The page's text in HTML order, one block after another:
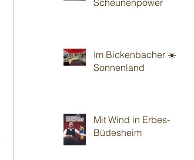
Im Bickenbacher ☀️
Sonnenland
Mit Wind in Erbes-
Büdesheim